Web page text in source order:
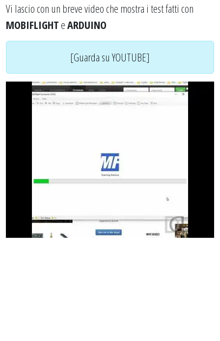
Vi lascio con un breve video che mostra i test fatti con
MOBIFLIGHT eARDUINO
[Guarda su YOUTUBE]